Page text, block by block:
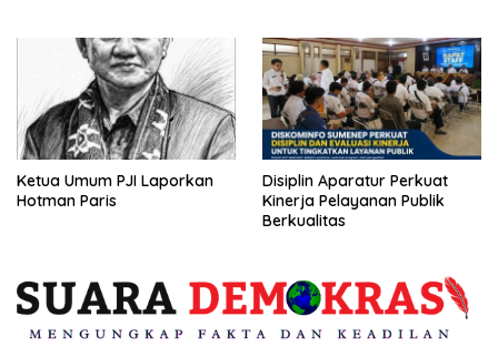
Ketua Umum PJI Laporkan
Hotman Paris
Disiplin Aparatur Perkuat
Kinerja Pelayanan Publik
Berkualitas